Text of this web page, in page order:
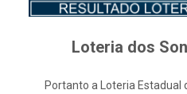
Loteria dos
Portanto a Loteria Estadual